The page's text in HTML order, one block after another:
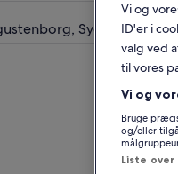
Vi og
ID'er i
valg ved
til vores
Vi og
Bruge
og/eller
Liste